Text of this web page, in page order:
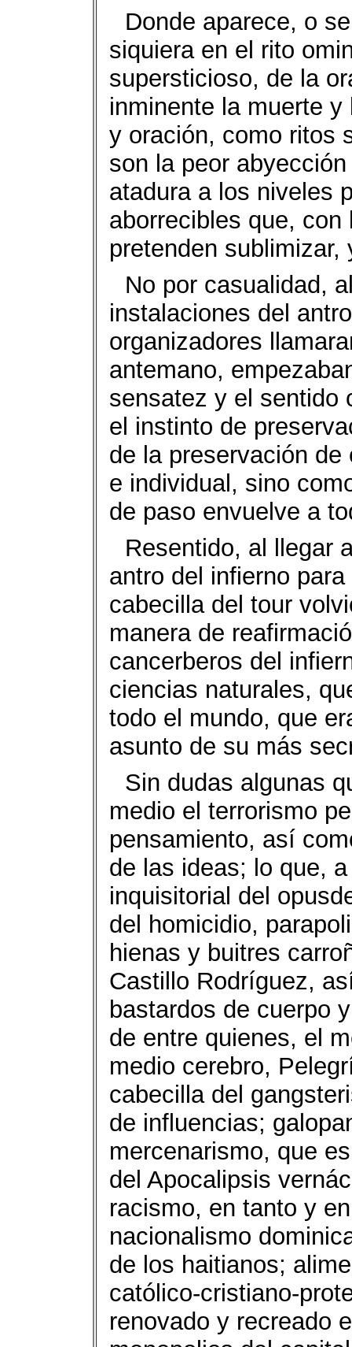
Donde aparece, o
siquiera en el rito
supersticioso, de la
inminente la muerte
y oración, como ritos
son la peor
atadura a los niveles
aborrecibles que,
pretenden
No por casualidad,
instalaciones del
organizadores
antemano,
sensatez y el sentido
el instinto de
de la preservación
e individual, sino
de paso envuelve a
Resentido, al llegar
antro del infierno
cabecilla del tour
manera de
cancerberos del
ciencias naturales,
todo el mundo, que
asunto de su más
Sin dudas algunas
medio el terrorismo
pensamiento, así
de las ideas; lo que,
inquisitorial del
del homicidio,
hienas y buitres
Castillo Rodríguez,
bastardos de cuerpo
de entre quienes, el
medio cerebro,
cabecilla del
de influencias;
mercenarismo, que
del Apocalipsis
racismo, en tanto y
nacionalismo
de los haitianos;
católico-cristiano-
renovado y recreado